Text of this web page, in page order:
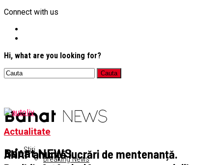
Connect with us
Hi, what are you looking for?
Banat NEWS
Știri
Breaking News
Actualitate
ANAF anunță lucrări de mentenanță.